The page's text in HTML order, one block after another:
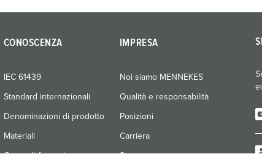
CONOSCENZA
IEC 61439
Standard internazionali
Denominazioni di prodotto
Materiali
Corso di formazione
IMPRESA
Noi siamo MENNEKES
Qualità e responsabilità
Posizioni
Carriera
Stampa